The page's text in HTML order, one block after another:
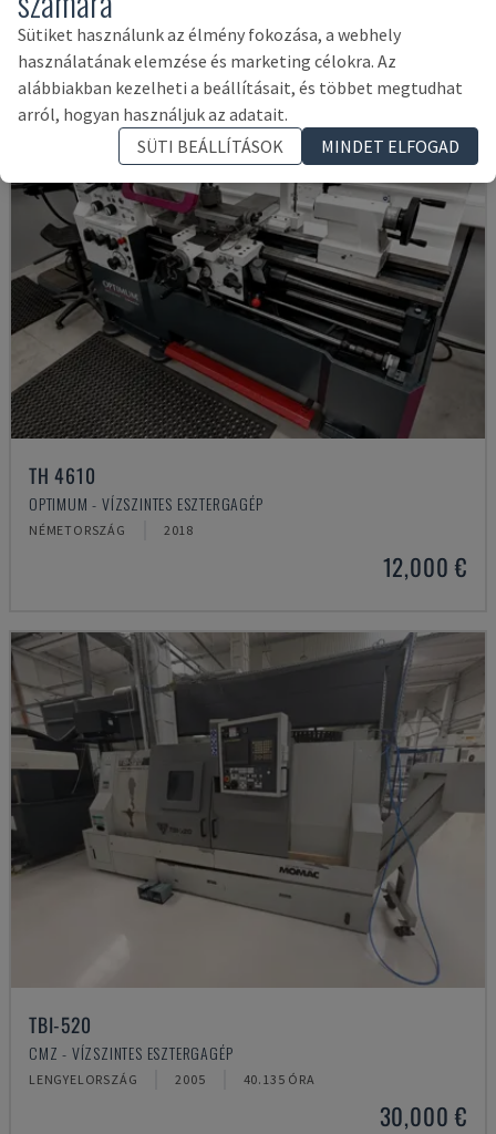
TH 4610
OPTIMUM - VÍZSZINTES ESZTERGAGÉP
NÉMETORSZÁG 2018
12,000 €
TBI-520
CMZ - VÍZSZINTES ESZTERGAGÉP
LENGYELORSZÁG 2005 40.135 ÓRA
30,000 €
Sütiket használunk az élmény fokozása, a webhely
használatának elemzése és marketing célokra. Az
alábbiakban kezelheti a beállításait, és többet megtudhat
arról, hogyan használjuk az adatait.
SÜTI BEÁLLÍTÁSOK
MINDET ELFOGAD